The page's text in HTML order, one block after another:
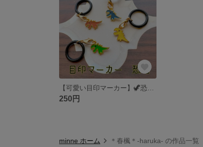
250円
minne ホーム ＊春楓＊-haruka- の作品一覧